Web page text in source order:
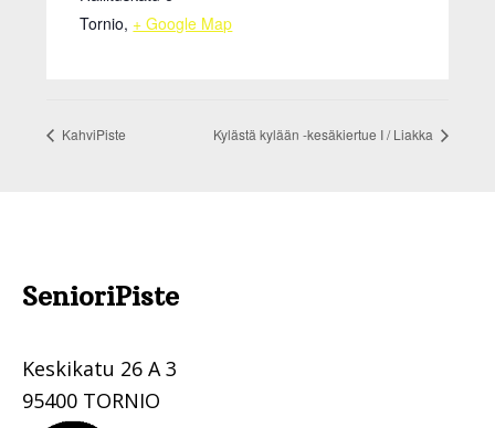
Tornio, + Google Map
KahviPiste Kylästä kylään -kesäkiertue I / Liakka
SenioriPiste
Keskikatu 26 A 3
95400 TORNIO